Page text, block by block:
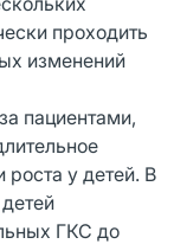
проходить
изменений
пациентами,
у детей. В
ГКС до